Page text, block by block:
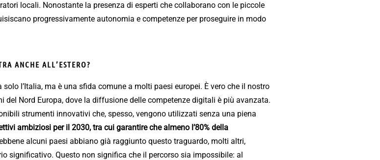
locali. Nonostante la presenza di esperti che collaborano con le piccole
progressivamente autonomia e competenze per proseguire in modo
ANCHE ALL’ESTERO?
l’Italia, ma è una sfida comune a molti paesi europei. È vero che il nostro
del Nord Europa, dove la diffusione delle competenze digitali è più avanzata.
strumenti innovativi che, spesso, vengono utilizzati senza una piena
ambiziosi per il 2030, tra cui garantire che almeno l’80% della
alcuni paesi abbiano già raggiunto questo traguardo, molti altri,
significativo. Questo non significa che il percorso sia impossibile: al